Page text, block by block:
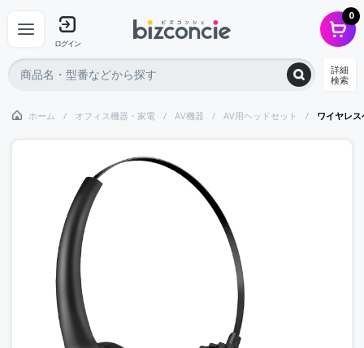
ログイン
0
詳細
検索
ホーム オフィス機器・家電 AV機器 AV用ヘッドセット ワイヤレ